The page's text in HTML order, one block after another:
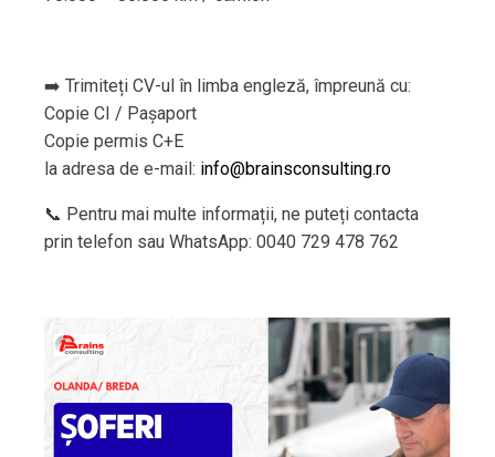
➡️ Trimiteți CV-ul în limba engleză, împreună cu:
Copie CI / Pașaport
Copie permis C+E
la adresa de e-mail: info@brainsconsulting.ro
📞 Pentru mai multe informații, ne puteți contacta
prin telefon sau WhatsApp: 0040 729 478 762